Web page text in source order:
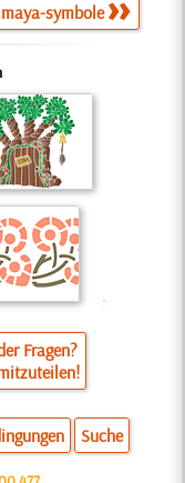
symbole
Fragen?
Suche